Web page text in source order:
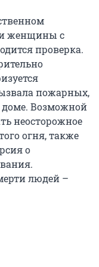
женщины с
проверка.
пожарных,
доме. Возможной
неосторожное
огня, также
о
людей –